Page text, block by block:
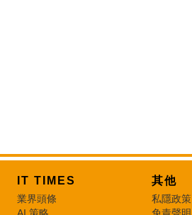
IT TIMES
業界頭條
其他
私隱政策